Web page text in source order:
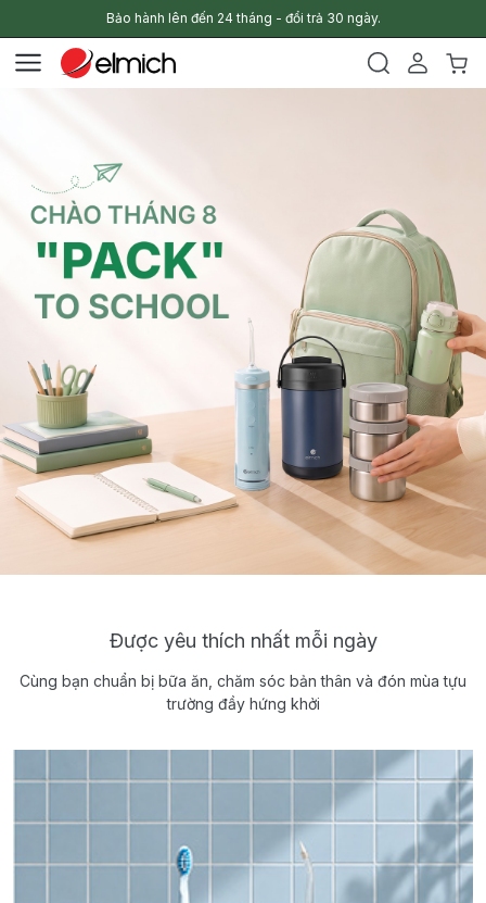
Bảo hành lên đến 24 tháng - đổi trả 30 ngày.
Được yêu thích nhất mỗi ngày
Cùng bạn chuẩn bị bữa ăn, chăm sóc bản thân và đón mùa tựu
trường đầy hứng khởi